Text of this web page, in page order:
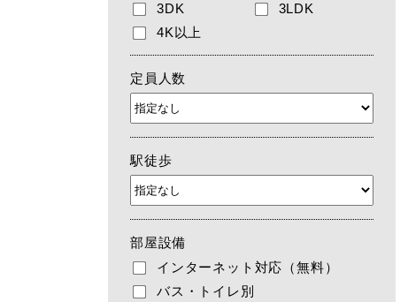
3DK
3LDK
4K以上
定員人数
駅徒歩
部屋設備
インターネット対応（無料）
バス・トイレ別